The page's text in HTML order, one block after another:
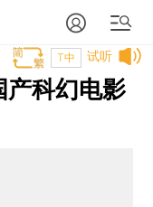
试听
T中
产科幻电影